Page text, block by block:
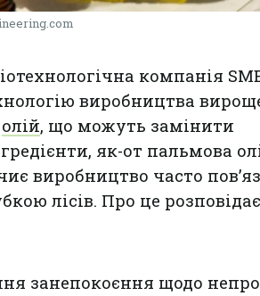
компанія
виробництва
олій, що можуть замінити
як-от пальмова
виробництво часто
лісів. Про це розповідає
занепокоєння щодо